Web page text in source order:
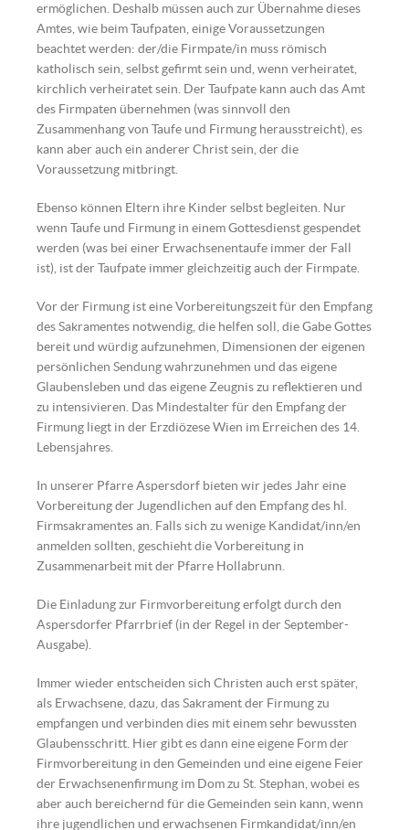
ermöglichen. Deshalb müssen auch zur Übernahme dieses
Amtes, wie beim Taufpaten, einige Voraussetzungen
beachtet werden: der/die Firmpate/in muss römisch
katholisch sein, selbst gefirmt sein und, wenn verheiratet,
kirchlich verheiratet sein. Der Taufpate kann auch das Amt
des Firmpaten übernehmen (was sinnvoll den
Zusammenhang von Taufe und Firmung herausstreicht), es
kann aber auch ein anderer Christ sein, der die
Voraussetzung mitbringt.
Ebenso können Eltern ihre Kinder selbst begleiten. Nur
wenn Taufe und Firmung in einem Gottesdienst gespendet
werden (was bei einer Erwachsenentaufe immer der Fall
ist), ist der Taufpate immer gleichzeitig auch der Firmpate.
Vor der Firmung ist eine Vorbereitungszeit für den Empfang
des Sakramentes notwendig, die helfen soll, die Gabe Gottes
bereit und würdig aufzunehmen, Dimensionen der eigenen
persönlichen Sendung wahrzunehmen und das eigene
Glaubensleben und das eigene Zeugnis zu reflektieren und
zu intensivieren. Das Mindestalter für den Empfang der
Firmung liegt in der Erzdiözese Wien im Erreichen des 14.
Lebensjahres.
In unserer Pfarre Aspersdorf bieten wir jedes Jahr eine
Vorbereitung der Jugendlichen auf den Empfang des hl.
Firmsakramentes an. Falls sich zu wenige Kandidat/inn/en
anmelden sollten, geschieht die Vorbereitung in
Zusammenarbeit mit der Pfarre Hollabrunn.
Die Einladung zur Firmvorbereitung erfolgt durch den
Aspersdorfer Pfarrbrief (in der Regel in der September-
Ausgabe).
Immer wieder entscheiden sich Christen auch erst später,
als Erwachsene, dazu, das Sakrament der Firmung zu
empfangen und verbinden dies mit einem sehr bewussten
Glaubensschritt. Hier gibt es dann eine eigene Form der
Firmvorbereitung in den Gemeinden und eine eigene Feier
der Erwachsenenfirmung im Dom zu St. Stephan, wobei es
aber auch bereichernd für die Gemeinden sein kann, wenn
ihre jugendlichen und erwachsenen Firmkandidat/inn/en